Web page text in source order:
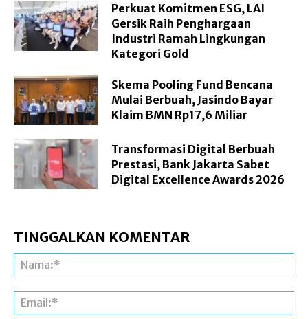
Perkuat Komitmen ESG, LAI
Gersik Raih Penghargaan
Industri Ramah Lingkungan
Kategori Gold
Skema Pooling Fund Bencana
Mulai Berbuah, Jasindo Bayar
Klaim BMN Rp17,6 Miliar
Transformasi Digital Berbuah
Prestasi, Bank Jakarta Sabet
Digital Excellence Awards 2026
TINGGALKAN KOMENTAR